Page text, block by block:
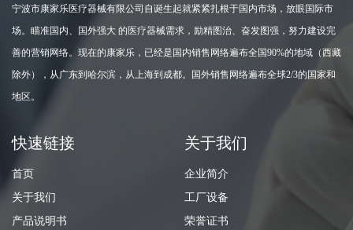
宁波市康家乐医疗器械有限公司自诞生起就紧紧扎根于国内市场，放眼国际市
场。瞄准国内、国外强大 的医疗器械需求，励精图治、奋发图强，努力建设完
善的营销网络。现在的康家乐，已经是国内销售网络遍布全国90%的地域（西藏
除外），从广东到哈尔滨，从上海到成都。国外销售网络遍布全球2/3的国家和
地区。
快速链接
首页
关于我们
产品说明书
关于我们
企业简介
工厂设备
荣誉证书